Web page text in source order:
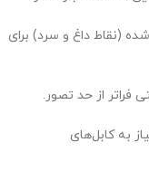
(نقاط داغ و سرد) برای
فراتر از حد تصور.
به کابل‌های